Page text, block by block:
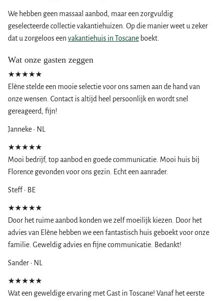
We hebben geen massaal aanbod, maar een zorgvuldig
geselecteerde collectie vakantiehuizen. Op die manier weet u zeker
dat u zorgeloos een vakantiehuis in Toscane boekt.
Wat onze gasten zeggen
★★★★★
Elène stelde een mooie selectie voor ons samen aan de hand van
onze wensen. Contact is altijd heel persoonlijk en wordt snel
gereageerd, fijn!
Janneke · NL
★★★★★
Mooi bedrijf, top aanbod en goede communicatie. Mooi huis bij
Florence gevonden voor ons gezin. Echt een aanrader.
Steff · BE
★★★★★
Door het ruime aanbod konden we zelf moeilijk kiezen. Door het
advies van Elène hebben we een fantastisch huis geboekt voor onze
familie. Geweldig advies en fijne communicatie. Bedankt!
Sander · NL
★★★★★
Wat een geweldige ervaring met Gast in Toscane! Vanaf het eerste